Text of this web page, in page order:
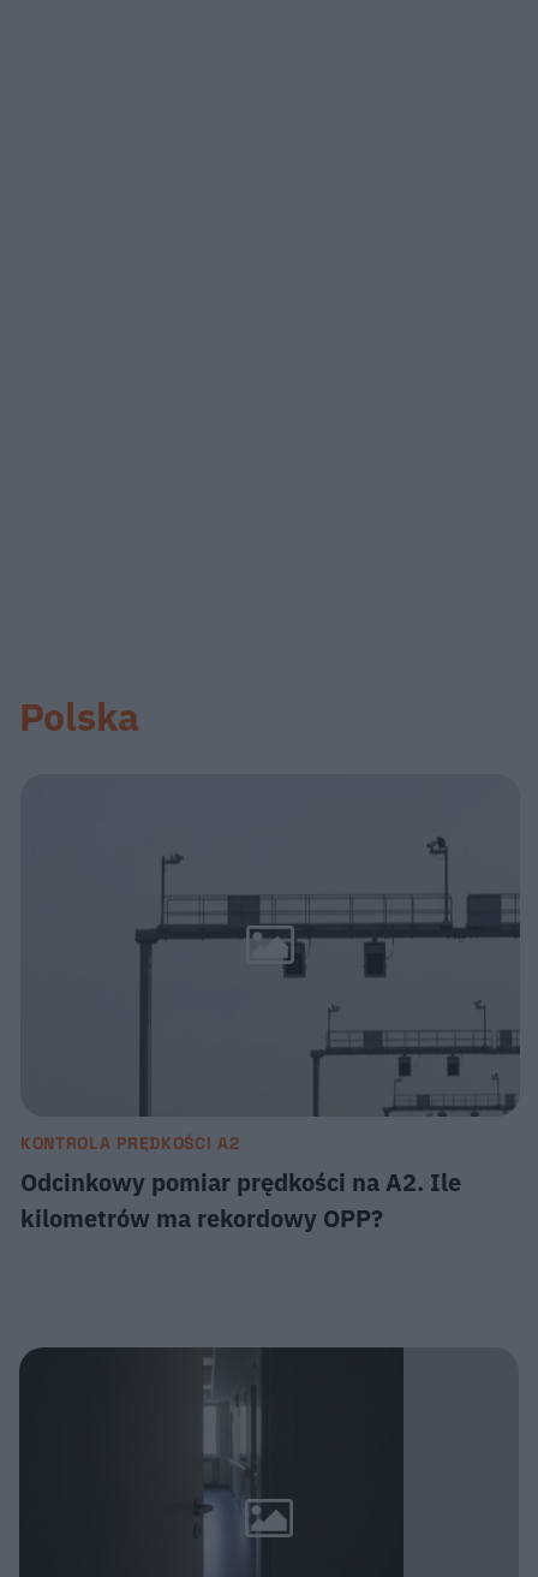
Polska
KONTROLA PRĘDKOŚCI A2
Odcinkowy pomiar prędkości na A2. Ile
kilometrów ma rekordowy OPP?